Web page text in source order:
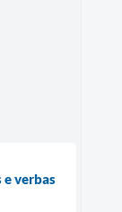
verbas